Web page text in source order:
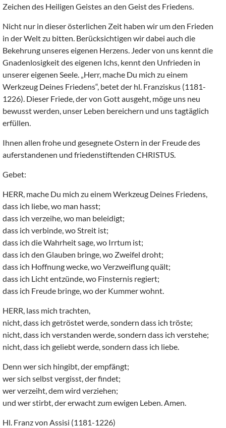
Zeichen des Heiligen Geistes an den Geist des Friedens.
Nicht nur in dieser österlichen Zeit haben wir um den Frieden
in der Welt zu bitten. Berücksichtigen wir dabei auch die
Bekehrung unseres eigenen Herzens. Jeder von uns kennt die
Gnadenlosigkeit des eigenen Ichs, kennt den Unfrieden in
unserer eigenen Seele. „Herr, mache Du mich zu einem
Werkzeug Deines Friedens“, betet der hl. Franziskus (1181-
1226). Dieser Friede, der von Gott ausgeht, möge uns neu
bewusst werden, unser Leben bereichern und uns tagtäglich
erfüllen.
Ihnen allen frohe und gesegnete Ostern in der Freude des
auferstandenen und friedenstiftenden CHRISTUS.
Gebet:
HERR, mache Du mich zu einem Werkzeug Deines Friedens,
dass ich liebe, wo man hasst;
dass ich verzeihe, wo man beleidigt;
dass ich verbinde, wo Streit ist;
dass ich die Wahrheit sage, wo Irrtum ist;
dass ich den Glauben bringe, wo Zweifel droht;
dass ich Hoffnung wecke, wo Verzweiflung quält;
dass ich Licht entzünde, wo Finsternis regiert;
dass ich Freude bringe, wo der Kummer wohnt.
HERR, lass mich trachten,
nicht, dass ich getröstet werde, sondern dass ich tröste;
nicht, dass ich verstanden werde, sondern dass ich verstehe;
nicht, dass ich geliebt werde, sondern dass ich liebe.
Denn wer sich hingibt, der empfängt;
wer sich selbst vergisst, der findet;
wer verzeiht, dem wird verziehen;
und wer stirbt, der erwacht zum ewigen Leben. Amen.
Hl. Franz von Assisi (1181-1226)